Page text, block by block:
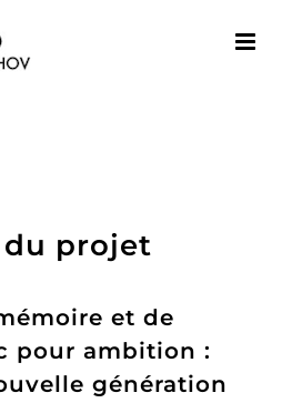
projet
et de
pour ambition :
génération